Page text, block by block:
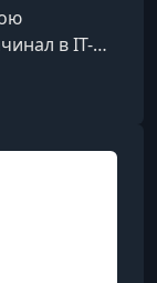
в IT-
до
бюро
сначала